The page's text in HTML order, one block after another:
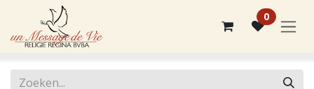
Overslaan naar inhoud
0